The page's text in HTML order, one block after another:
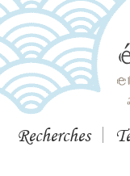
Recherches